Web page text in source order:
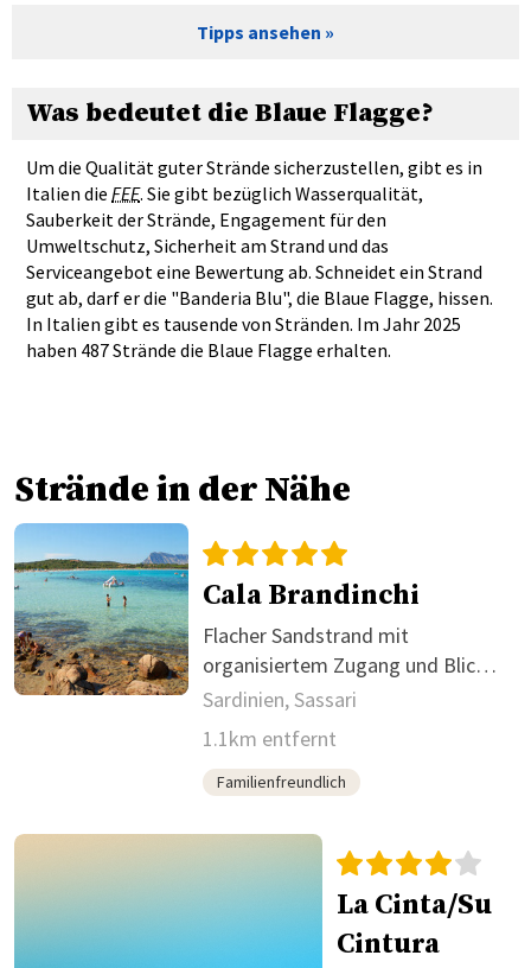
Tipps ansehen
Was bedeutet die Blaue Flagge?
Um die Qualität guter Strände sicherzustellen, gibt es in
Italien die FEE. Sie gibt bezüglich Wasserqualität,
Sauberkeit der Strände, Engagement für den
Umweltschutz, Sicherheit am Strand und das
Serviceangebot eine Bewertung ab. Schneidet ein Strand
gut ab, darf er die "Banderia Blu", die Blaue Flagge, hissen.
In Italien gibt es tausende von Stränden. Im Jahr 2025
haben 487 Strände die Blaue Flagge erhalten.
Strände in der Nähe
Cala Brandinchi
Flacher Sandstrand mit
organisiertem Zugang und Blick
auf Tavolara
Sardinien, Sassari
1.1km entfernt
Familienfreundlich
La Cinta/Su
Cintura